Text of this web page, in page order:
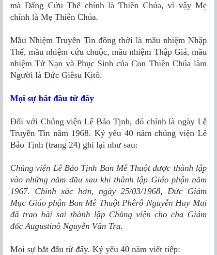
mà Đấng Cứu Thế chính là Thiên Chúa, vì vậy Mẹ
chính là Mẹ Thiên Chúa.
Mầu Nhiệm Truyền Tin đồng thời là mầu nhiệm Nhập
Thể, mầu nhiệm cứu chuộc, mầu nhiệm Thập Giá, mầu
nhiệm Tử Nạn và Phục Sinh của Con Thiên Chúa làm
Người là Đức Giêsu Kitô.
Mọi sự bắt đầu từ đây
Đối với Chủng viện Lê Bảo Tịnh, đó chính là ngày Lễ
Truyền Tin năm 1968. Kỷ yếu 40 năm chủng viện Lê
Bảo Tịnh (trang 24) ghi lại như sau:
Chủng viện Lê Bảo Tịnh Ban Mê Thuột được thành lập
vào những năm đầu sau khi thành lập Giáo phận năm
1967. Chính xác hơn, ngày 25/03/1968, Đức Giám
Mục Giáo phận Ban Mê Thuột Phêrô Nguyễn Huy Mai
đã trao bài sai thành lập Chủng viện cho cha Giám
đốc Augustinô Nguyễn Văn Tra.
Mọi sự bắt đầu từ đây. Kỷ yếu 40 năm viết tiếp: